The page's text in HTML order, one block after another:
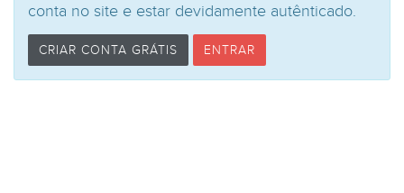
conta no site e estar devidamente autênticado.
CRIAR CONTA GRÁTIS ENTRAR